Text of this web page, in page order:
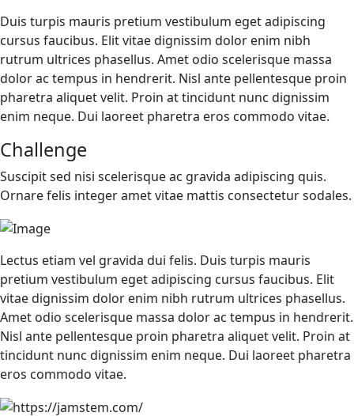
Duis turpis mauris pretium vestibulum eget adipiscing
cursus faucibus. Elit vitae dignissim dolor enim nibh
rutrum ultrices phasellus. Amet odio scelerisque massa
dolor ac tempus in hendrerit. Nisl ante pellentesque proin
pharetra aliquet velit. Proin at tincidunt nunc dignissim
enim neque. Dui laoreet pharetra eros commodo vitae.
Challenge
Suscipit sed nisi scelerisque ac gravida adipiscing quis.
Ornare felis integer amet vitae mattis consectetur sodales.
Lectus etiam vel gravida dui felis. Duis turpis mauris
pretium vestibulum eget adipiscing cursus faucibus. Elit
vitae dignissim dolor enim nibh rutrum ultrices phasellus.
Amet odio scelerisque massa dolor ac tempus in hendrerit.
Nisl ante pellentesque proin pharetra aliquet velit. Proin at
tincidunt nunc dignissim enim neque. Dui laoreet pharetra
eros commodo vitae.